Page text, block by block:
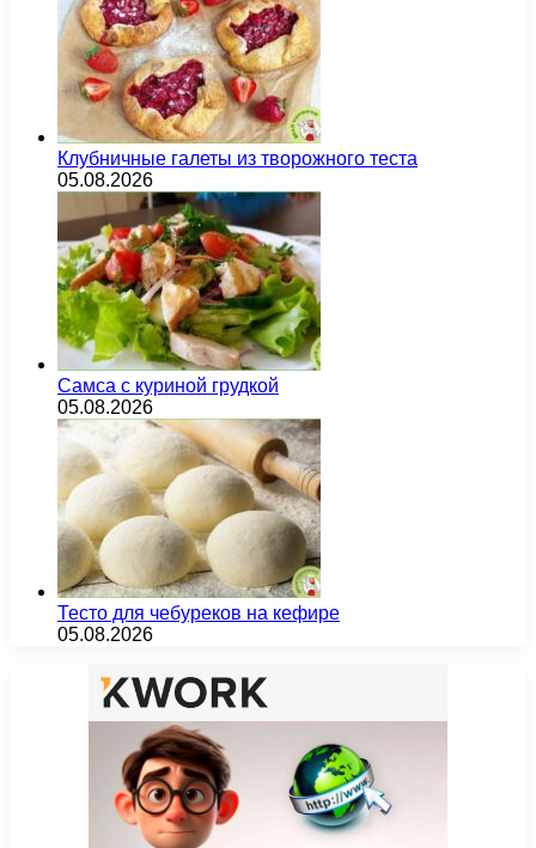
Клубничные галеты из творожного теста
05.08.2026
Самса с куриной грудкой
05.08.2026
Тесто для чебуреков на кефире
05.08.2026